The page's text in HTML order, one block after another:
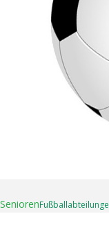
Senioren